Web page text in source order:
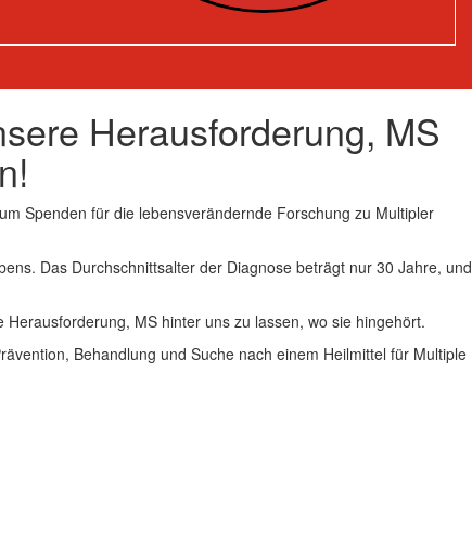
Herausforderung, MS
Spenden für die lebensverändernde Forschung zu Multipler
Das Durchschnittsalter der Diagnose beträgt nur 30 Jahre, und
MS hinter uns zu lassen, wo sie hingehört.
Behandlung und Suche nach einem Heilmittel für Multiple